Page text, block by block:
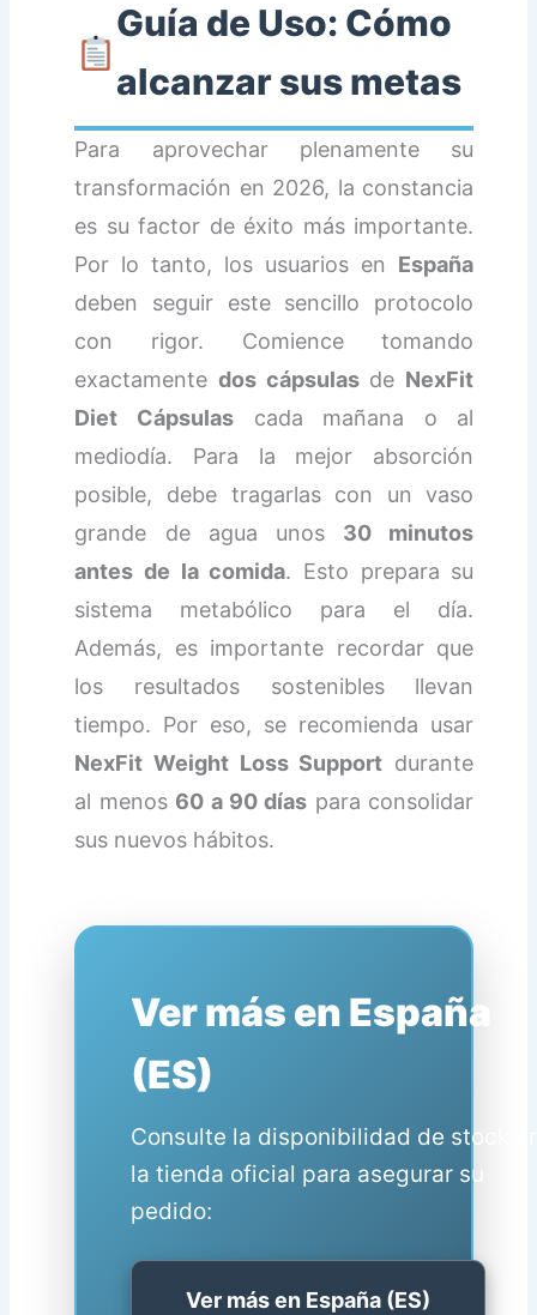
Guía de Uso: Cómo
alcanzar sus metas
Para aprovechar plenamente su
transformación en 2026, la constancia
es su factor de éxito más importante.
Por lo tanto, los usuarios en España
deben seguir este sencillo protocolo
con rigor. Comience tomando
exactamentedos cápsulasde NexFit
Diet Cápsulas cada mañana o al
mediodía. Para la mejor absorción
posible, debe tragarlas con un vaso
grande de agua unos 30 minutos
antes de la comida. Esto prepara su
sistema metabólico para el día.
Además, es importante recordar que
los resultados sostenibles llevan
tiempo. Por eso, se recomienda usar
NexFit Weight Loss Support durante
al menos 60 a 90 días para consolidar
sus nuevos hábitos.
Ver más en España
(ES)
Consulte la disponibilidad de stock
la tienda oficial para asegurar su
pedido:
Ver más en España (ES)